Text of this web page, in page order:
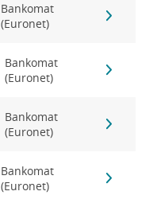
Bankomat
(Euronet)
Bankomat
(Euronet)
Bankomat
(Euronet)
Bankomat
(Euronet)